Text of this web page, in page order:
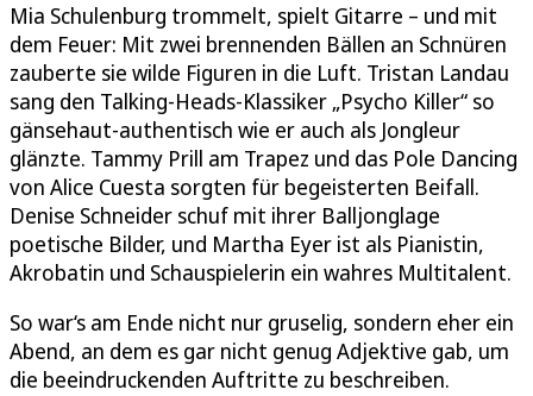
Mia Schulenburg trommelt, spielt Gitarre – und mit
dem Feuer: Mit zwei brennenden Bällen an Schnüren
zauberte sie wilde Figuren in die Luft. Tristan Landau
sang den Talking-Heads-Klassiker „Psycho Killer“ so
gänsehaut-authentisch wie er auch als Jongleur
glänzte. Tammy Prill am Trapez und das Pole Dancing
von Alice Cuesta sorgten für begeisterten Beifall.
Denise Schneider schuf mit ihrer Balljonglage
poetische Bilder, und Martha Eyer ist als Pianistin,
Akrobatin und Schauspielerin ein wahres Multitalent.
So war‘s am Ende nicht nur gruselig, sondern eher ein
Abend, an dem es gar nicht genug Adjektive gab, um
die beeindruckenden Auftritte zu beschreiben.